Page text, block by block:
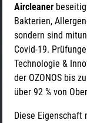
Aircleaner
Bakterien,
sondern sind
Covid-19.
Technologie &
der OZONOS bis
über 92 % von
Diese Eigenschaft